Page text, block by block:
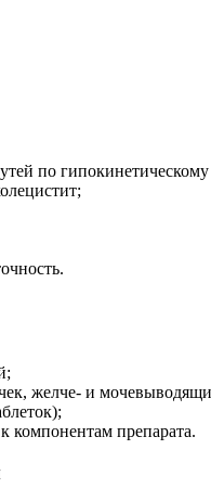
по гипокинетическому
желче- и
компонентам препарата.